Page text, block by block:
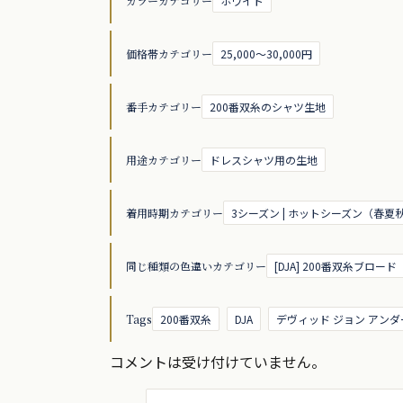
価格帯カテゴリー 25,000～30,000円
番手カテゴリー 200番双糸のシャツ生地
用途カテゴリー ドレスシャツ用の生地
着用時期カテゴリー 3シーズン | ホットシーズン（春夏秋
同じ種類の色違いカテゴリー [DJA] 200番双糸ブロード
Tags 200番双糸 DJA デヴィッド ジョン アンダ
コメントは受け付けていません。